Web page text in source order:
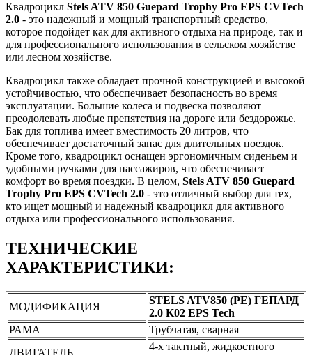
Квадроцикл Stels ATV 850 Guepard Trophy Pro EPS CVTech
2.0 - это надежный и мощный транспортный средство,
которое подойдет как для активного отдыха на природе, так и
для профессионального использования в сельском хозяйстве
или лесном хозяйстве.
Квадроцикл также обладает прочной конструкцией и высокой
устойчивостью, что обеспечивает безопасность во время
эксплуатации. Большие колеса и подвеска позволяют
преодолевать любые препятствия на дороге или бездорожье.
Бак для топлива имеет вместимость 20 литров, что
обеспечивает достаточный запас для длительных поездок.
Кроме того, квадроцикл оснащен эргономичным сиденьем и
удобными ручками для пассажиров, что обеспечивает
комфорт во время поездки. В целом, Stels ATV 850 Guepard
Trophy Pro EPS CVTech 2.0 - это отличный выбор для тех,
кто ищет мощный и надежный квадроцикл для активного
отдыха или профессионального использования.
ТЕХНИЧЕСКИЕ
ХАРАКТЕРИСТИКИ:
МОДИФИКАЦИЯ
STELS ATV850 (PE) ГЕПАРД
2.0 K02 EPS Tech
РАМА
Трубчатая, сварная
4-х тактный, жидкостного